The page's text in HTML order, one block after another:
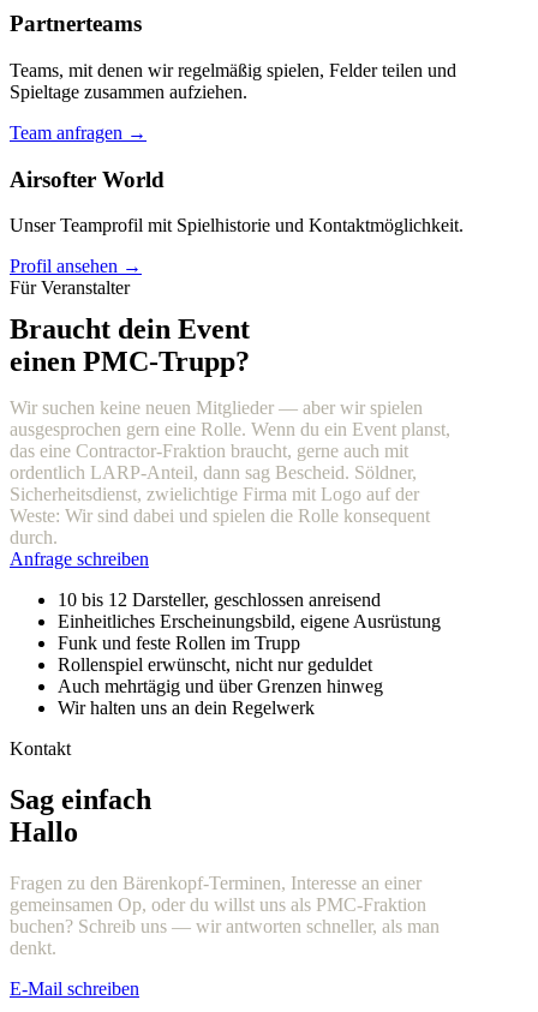
Partnerteams
Teams, mit denen wir regelmäßig spielen, Felder teilen und
Spieltage zusammen aufziehen.
Team anfragen →
Airsofter World
Unser Teamprofil mit Spielhistorie und Kontaktmöglichkeit.
Profil ansehen →
Für Veranstalter
Braucht dein Event
einen PMC-Trupp?
Wir suchen keine neuen Mitglieder — aber wir spielen
ausgesprochen gern eine Rolle. Wenn du ein Event planst,
das eine Contractor-Fraktion braucht, gerne auch mit
ordentlich LARP-Anteil, dann sag Bescheid. Söldner,
Sicherheitsdienst, zwielichtige Firma mit Logo auf der
Weste: Wir sind dabei und spielen die Rolle konsequent
durch.
Anfrage schreiben
10 bis 12 Darsteller, geschlossen anreisend
Einheitliches Erscheinungsbild, eigene Ausrüstung
Funk und feste Rollen im Trupp
Rollenspiel erwünscht, nicht nur geduldet
Auch mehrtägig und über Grenzen hinweg
Wir halten uns an dein Regelwerk
Kontakt
Sag einfach
Hallo
Fragen zu den Bärenkopf-Terminen, Interesse an einer
gemeinsamen Op, oder du willst uns als PMC-Fraktion
buchen? Schreib uns — wir antworten schneller, als man
denkt.
E-Mail schreiben